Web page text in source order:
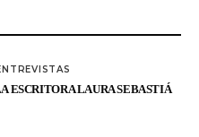
ESCRITORA LAURA SEBASTIÁ